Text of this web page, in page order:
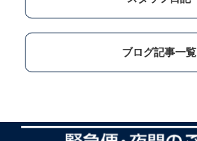
ブログ記事一覧